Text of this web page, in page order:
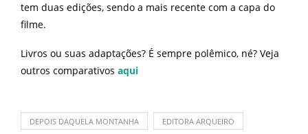
tem duas edições, sendo a mais recente com a capa do
filme.
Livros ou suas adaptações? É sempre polêmico, né? Veja
outros comparativos aqui
DEPOIS DAQUELA MONTANHA EDITORA ARQUEIRO